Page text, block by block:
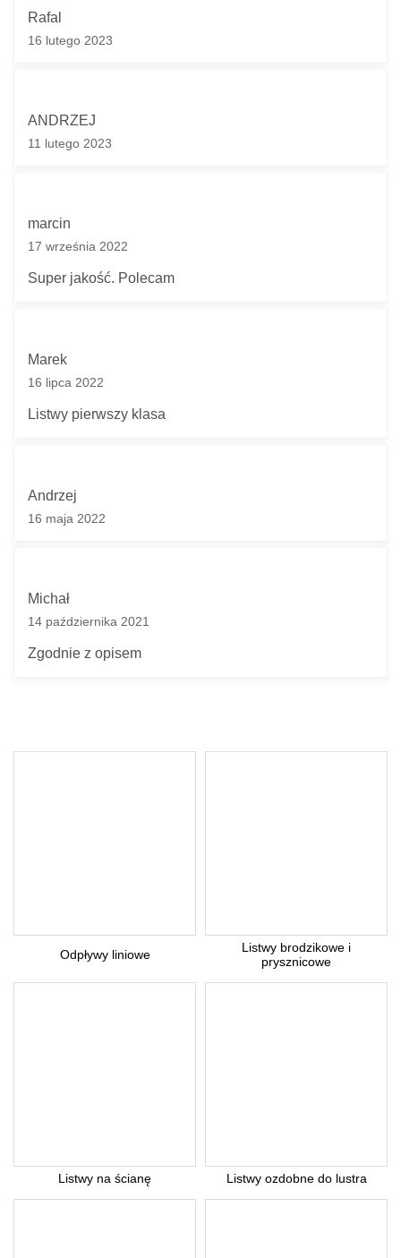
Rafal
16 lutego 2023
ANDRZEJ
11 lutego 2023
marcin
17 września 2022
Super jakość. Polecam
Marek
16 lipca 2022
Listwy pierwszy klasa
Andrzej
16 maja 2022
Michał
14 października 2021
Zgodnie z opisem
Odpływy liniowe
Listwy brodzikowe i
prysznicowe
Listwy na ścianę Listwy ozdobne do lustra